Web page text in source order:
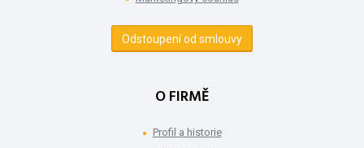
Odstoupení od smlouvy
O FIRMĚ
Profil a historie